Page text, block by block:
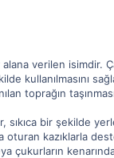
verilen
kullanılmasını
toprağın
bir şekilde
oturan
çukurların